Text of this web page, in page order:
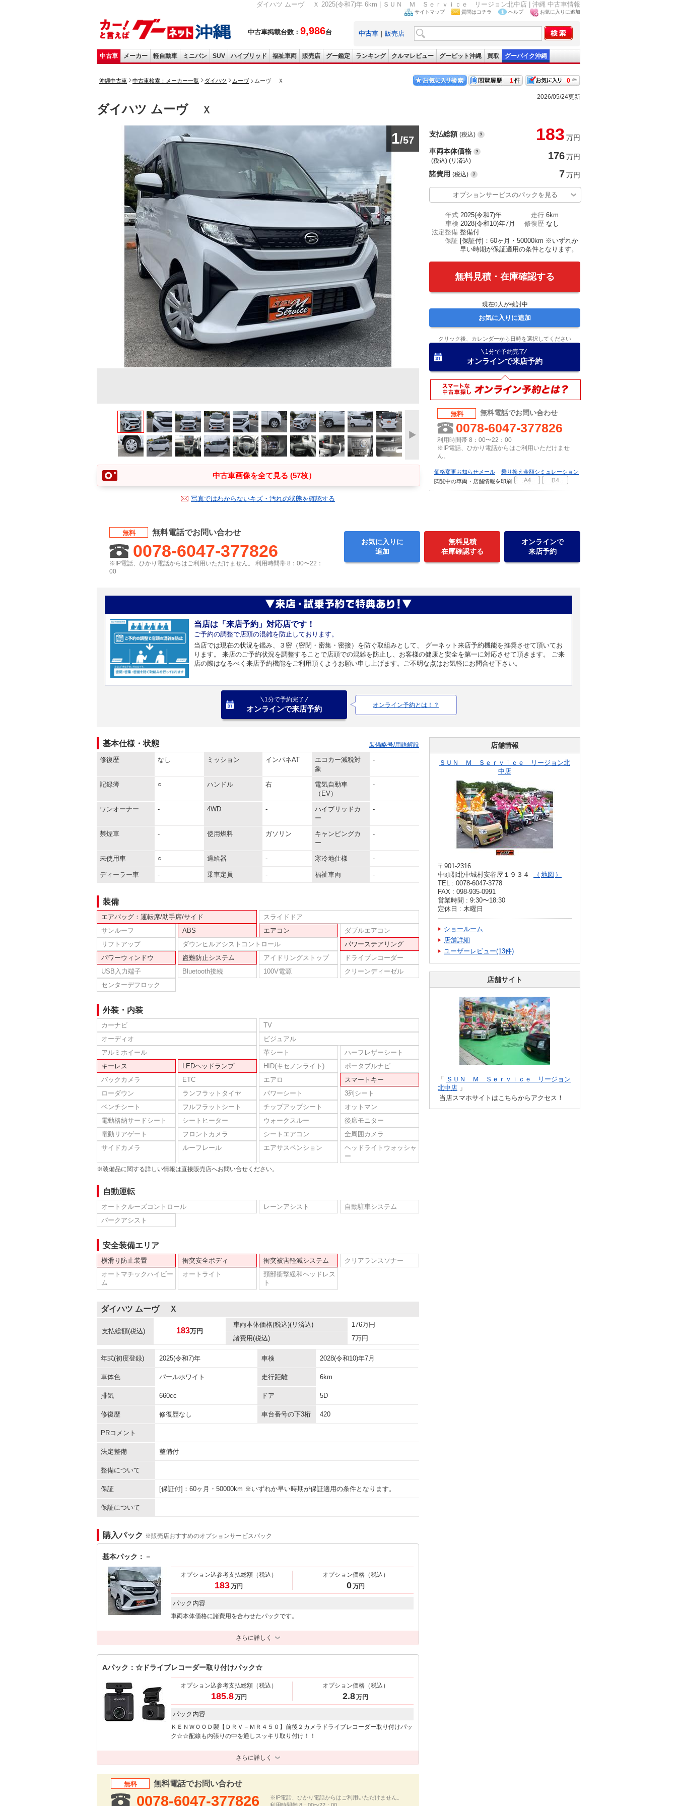
ダイハツ ムーヴ Ｘ 2025(令和7)年 6km | ＳＵＮ Ｍ Ｓｅｒｖｉｃｅ リージョン北中店 | 沖縄 中古車情報
中古車掲載台数： 9,986台
サイトマップ 質問はコチラ ヘルプ お気に入りに追加
中古車 ｜ 販売店
中古車 メーカー 軽自動車 ミニバン SUV ハイブリッド 福祉車両 販売店 グー鑑定 ランキング クルマレビュー グーピット沖縄 買取 グーバイク沖縄
沖縄中古車 中古車検索：メーカー一覧 ダイハツ ムーヴ ムーヴ Ｘ 0
1
2026/05/24更新
ダイハツ ムーヴ Ｘ
1/57
中古車画像を全て見る (57枚）
写真ではわからないキズ・汚れの状態を確認する
支払総額 (税込) 183 万円
車両本体価格
(税込) (リ済込) 176万円
諸費用 (税込) 7万円
オプションサービスのパックを見る
年式 2025(令和7)年 走行 6km
車検 2028(令和10)年7月 修復歴 なし
法定整備 整備付
保証 [保証付]：60ヶ月・50000km ※いずれか
早い時期が保証適用の条件となります。
無料見積・在庫確認する
現在0人が検討中
お気に入りに追加
クリック後、カレンダーから日時を選択してください
1分で予約完了
オンラインで来店予約
無料 無料電話でお問い合わせ
0078-6047-377826
利用時間帯 8：00〜22：00
※IP電話、ひかり電話からはご利用いただけませ
ん。
価格変更お知らせメール
乗り換え金額シミュレーション
閲覧中の車両・店舗情報を印刷
無料 無料電話でお問い合わせ
0078-6047-377826
※IP電話、ひかり電話からはご利用いただけません。 利用時間帯 8：00〜22：
00
お気に入りに
追加
無料見積
在庫確認する
オンラインで
来店予約
当店は「来店予約」対応店です！
ご予約の調整で店頭の混雑を防止しております。
当店では現在の状況を鑑み、３密（密閉・密集・密接）を防ぐ取組みとして、 グーネット来店予約機能を推奨させて頂いてお
ります。 来店のご予約状況を調整することで店頭での混雑を防止し、お客様の健康と安全を第一に対応させて頂きます。 ご来
店の際はなるべく来店予約機能をご利用頂くようお願い申し上げます。ご不明な点はお気軽にお問合せ下さい。
1分で予約完了
オンラインで来店予約 オンライン予約とは！？
基本仕様・状態 装備略号/用語解説
修復歴 なし ミッション インパネAT
エコカー減税対
象
-
記録簿 ○ ハンドル 右
電気自動車
（EV）
-
ワンオーナー - 4WD -
ハイブリッドカ
ー
-
禁煙車 - 使用燃料 ガソリン
キャンピングカ
ー
-
未使用車 ○ 過給器 - 寒冷地仕様 -
ディーラー車 - 乗車定員 - 福祉車両 -
装備
エアバッグ：運転席/助手席/サイド
スライドドア
サンルーフ
ABS エアコン
ダブルエアコン
リフトアップ
ダウンヒルアシストコントロール
パワーステアリング
パワーウィンドウ
盗難防止システム アイドリングストップ
ドライブレコーダー
USB入力端子
Bluetooth接続 100V電源
クリーンディーゼル
センターデフロック
外装・内装
カーナビ
TV
オーディオ
ビジュアル
アルミホイール
革シート
ハーフレザーシート
キーレス
LEDヘッドランプ HID(キセノンライト)
ポータブルナビ
バックカメラ
ETC エアロ
スマートキー
ローダウン
ランフラットタイヤ パワーシート
3列シート
ベンチシート
フルフラットシート チップアップシート
オットマン
電動格納サードシート
シートヒーター ウォークスルー
後席モニター
電動リアゲート
フロントカメラ シートエアコン
全周囲カメラ
サイドカメラ
ルーフレール エアサスペンション
ヘッドライトウォッシャ
ー
※装備品に関する詳しい情報は直接販売店へお問い合せください。
自動運転
オートクルーズコントロール レーンアシスト
自動駐車システム
パークアシスト
安全装備エリア
横滑り防止装置 衝突安全ボディ 衝突被害軽減システム
クリアランスソナー
オートマチックハイビー
ム
オートライト
頸部衝撃緩和ヘッドレス
ト
ダイハツ ムーヴ Ｘ
支払総額(税込) 183万円
車両本体価格(税込)(リ済込) 176万円
諸費用(税込) 7万円
年式(初度登録) 2025(令和7)年 車検 2028(令和10)年7月
車体色 パールホワイト 走行距離 6km
排気 660cc ドア 5D
修復歴 修復歴なし 車台番号の下3桁 420
PRコメント
法定整備 整備付
整備について
保証 [保証付]：60ヶ月・50000km ※いずれか早い時期が保証適用の条件となります。
保証について
購入パック ※販売店おすすめのオプションサービスパック
基本パック：－
オプション込参考支払総額 （税込）
183万円
オプション価格（税込）
0万円
パック内容
車両本体価格に諸費用を合わせたパックです。
さらに詳しく
Aパック：☆ドライブレコーダー取り付けパック☆
オプション込参考支払総額 （税込）
185.8万円
オプション価格（税込）
2.8万円
パック内容
ＫＥＮＷＯＯＤ製【ＤＲＶ－ＭＲ４５０】前後２カメラドライブレコーダー取り付けパッ
ク☆☆配線も内張りの中を通しスッキリ取り付け！！
さらに詳しく
無料 無料電話でお問い合わせ
0078-6047-377826
※IP電話、ひかり電話からはご利用いただけません。
店舗情報
ＳＵＮ Ｍ Ｓｅｒｖｉｃｅ リージョン北
中店
〒901-2316
中頭郡北中城村安谷屋１９３４
地図
TEL : 0078-6047-3778
FAX : 098-935-0991
営業時間 : 9:30〜18:30
定休日 : 木曜日
ショールーム
店舗詳細
ユーザーレビュー(13件)
店舗サイト
「
ＳＵＮ Ｍ Ｓｅｒｖｉｃｅ リージョン
北中店 」
当店スマホサイトはこちらからアクセス！